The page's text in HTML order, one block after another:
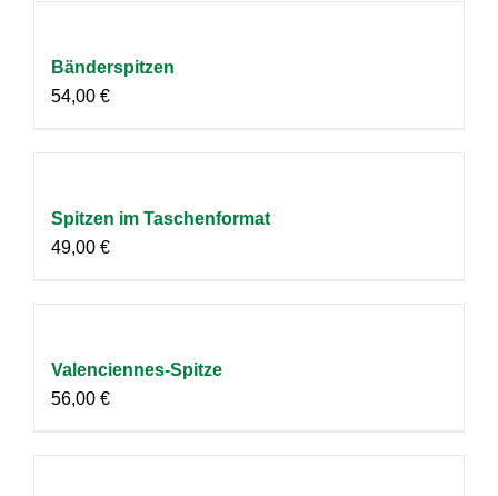
Bänderspitzen
54,00 €
Spitzen im Taschenformat
49,00 €
Valenciennes-Spitze
56,00 €